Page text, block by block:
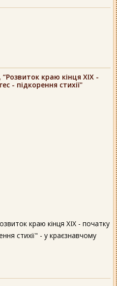
краю кінця ХІХ -
- підкорення стихії"
краю кінця ХІХ - початку
стихії" - у краєзнавчому